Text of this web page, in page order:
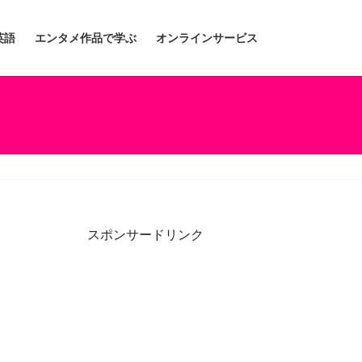
語 エンタメ作品で学ぶ オンラインサービス
スポンサードリンク